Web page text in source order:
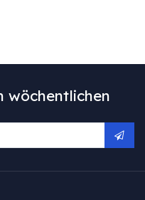
wöchentlichen